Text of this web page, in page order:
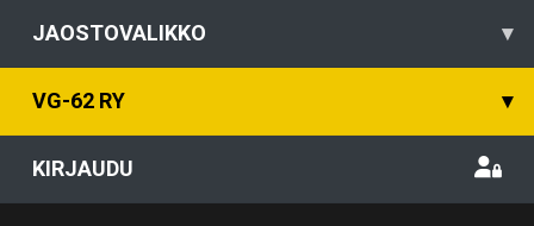
JAOSTOVALIKKO ▾
VG-62 RY ▾
KIRJAUDU